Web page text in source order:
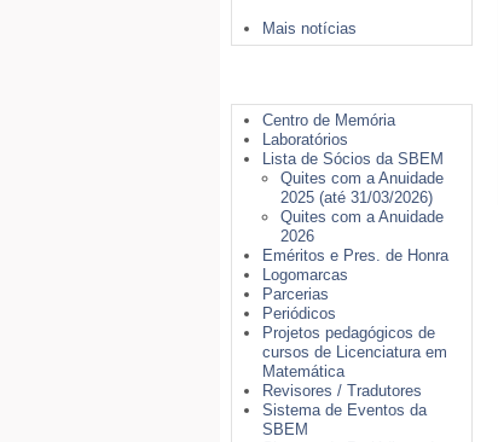
Mais notícias
Centro de Memória
Laboratórios
Lista de Sócios da SBEM
Quites com a Anuidade
2025 (até 31/03/2026)
Quites com a Anuidade
2026
Eméritos e Pres. de Honra
Logomarcas
Parcerias
Periódicos
Projetos pedagógicos de
cursos de Licenciatura em
Matemática
Revisores / Tradutores
Sistema de Eventos da
SBEM